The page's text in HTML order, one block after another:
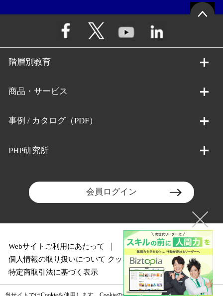
階層別教育
商品・サービス
事例 / カタログ（PDF）
PHP研究所
会員ログイン
Webサイトご利用にあたって
個人情報の取り扱いについて クッキーポリシー
特定商取引法に基づく表示